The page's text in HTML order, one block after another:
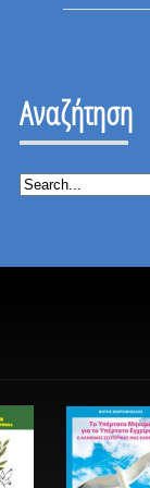
Αναζήτηση